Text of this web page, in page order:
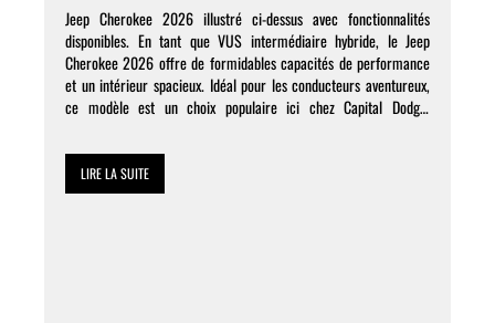
Jeep Cherokee 2026 illustré ci-dessus avec fonctionnalités
disponibles. En tant que VUS intermédiaire hybride, le Jeep
Cherokee 2026 offre de formidables capacités de performance
et un intérieur spacieux. Idéal pour les conducteurs aventureux,
ce modèle est un choix populaire ici chez Capital Dodge.
nous pendant […]
LIRE LA SUITE